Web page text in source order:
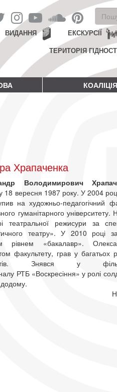
Пошук
ЕКСКУРСІЇ
ВИДАННЯ
ТЕРИТОРІЯ
Храпаченка
Володимирович
18 вересня 1987 року. У 2004
на художньо-педагогічний
гуманітарного
театральної режисури за
театру». У 2010 році
рівнем «бакалавр».
факультету, грав у багатьох
Знявся у
РТБ «Воскресіння» у ролі
додому.